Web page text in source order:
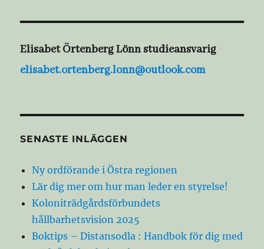
Elisabet Örtenberg Lönn studieansvarig
elisabet.ortenberg.lonn@outlook.com
SENASTE INLÄGGEN
Ny ordförande i Östra regionen
Lär dig mer om hur man leder en styrelse!
Koloniträdgårdsförbundets
hållbarhetsvision 2025
Boktips – Distansodla : Handbok för dig med